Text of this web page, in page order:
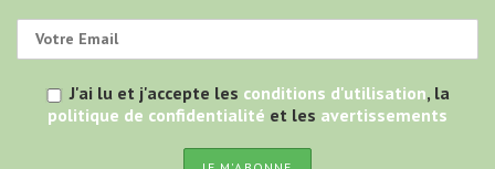
J'ai lu et j'accepte les conditions d'utilisation, la
politique de confidentialité et les avertissements